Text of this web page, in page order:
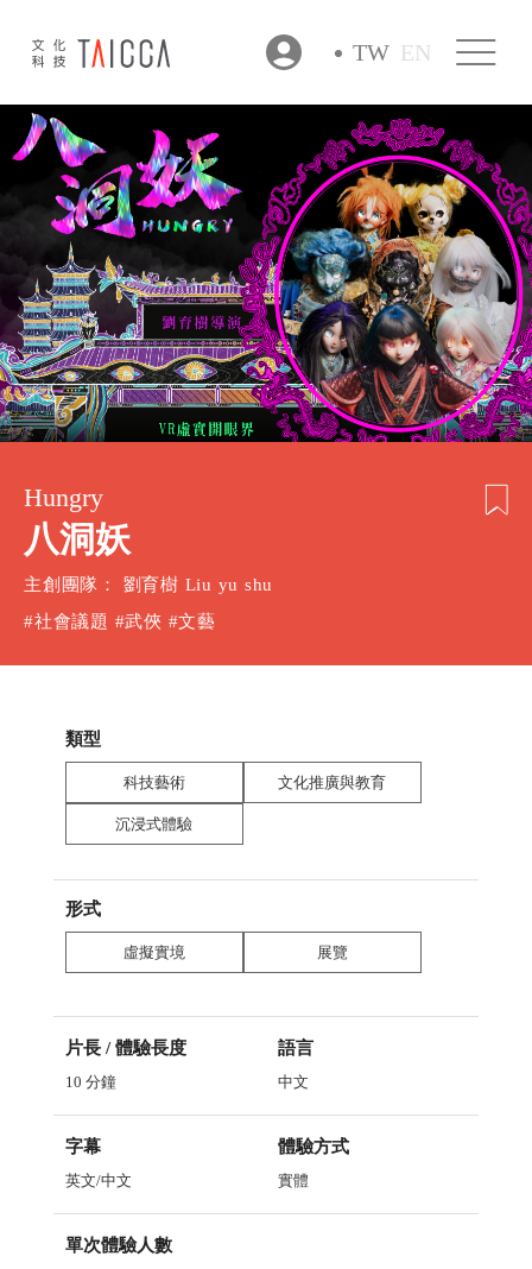
TW EN
Hungry
八洞妖
主創團隊： 劉育樹 Liu yu shu
#社會議題 #武俠 #文藝
類型
科技藝術 文化推廣與教育
沉浸式體驗
形式
虛擬實境 展覽
片長 / 體驗長度
10 分鐘
語言
中文
字幕
英文/中文
體驗方式
實體
單次體驗人數